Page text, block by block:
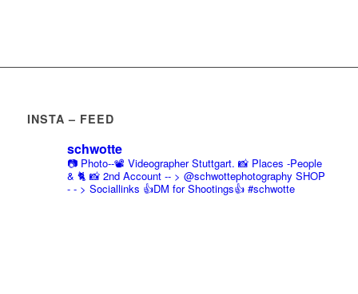
INSTA – FEED
schwotte
📷 Photo--📽️ Videographer Stuttgart. 📸 Places -People
& 🐈 📸 2nd Account-- > @schwottephotography SHOP
- - > Sociallinks 👍DM for Shootings👍#schwotte